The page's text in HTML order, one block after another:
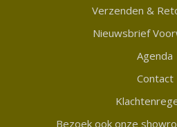
Verzenden &
Nieuwsbrief
Agenda
Contact
Bezoek ook onze